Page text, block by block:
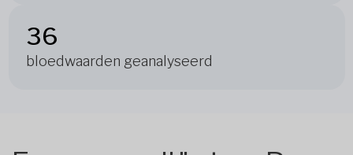
36
bloedwaarden geanalyseerd